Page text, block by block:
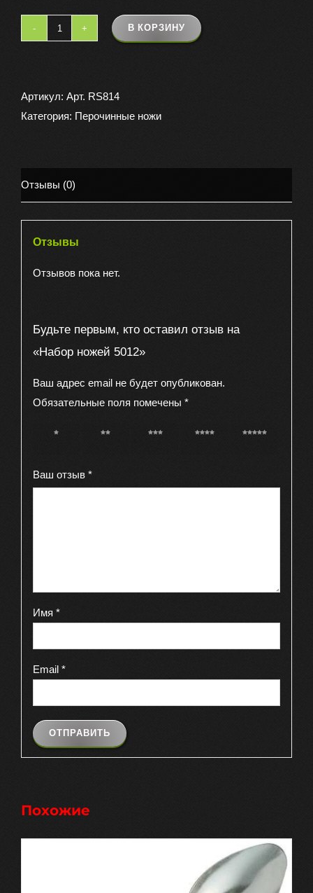
Количество
ножей
5012
В КОРЗИНУ
Артикул: Арт. RS814
Категория: Перочинные ножи
Отзывы (0)
Отзывы
Отзывов пока нет.
Будьте первым, кто оставил отзыв на
«Набор ножей 5012»
Ваш адрес email не будет опубликован.
Обязательные поля помечены *
1 из 5
2 из 5
3 из 5
4 из 5
5 из 5
Ваш отзыв *
Имя *
Email *
Похожие